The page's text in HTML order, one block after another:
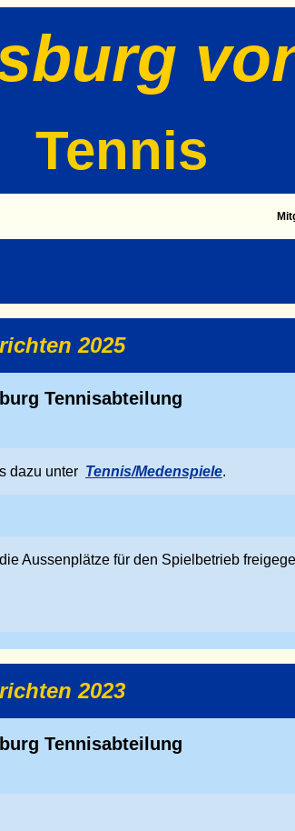
Tennis
2025
Tennisabteilung
dazu unter Tennis/Medenspiele.
Aussenplätze für den Spielbetrieb
2023
Tennisabteilung